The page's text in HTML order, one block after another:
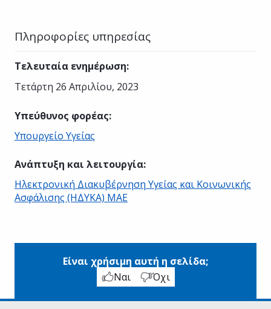
Πληροφορίες υπηρεσίας
Τελευταία ενημέρωση:
Τετάρτη 26 Απριλίου, 2023
Υπεύθυνος φορέας:
Υπουργείο Υγείας
Ανάπτυξη και λειτουργία:
Ηλεκτρονική Διακυβέρνηση Υγείας και Κοινωνικής
Ασφάλισης (ΗΔΥΚΑ) ΜΑΕ
Είναι χρήσιμη αυτή η σελίδα;
Ναι
Όχι